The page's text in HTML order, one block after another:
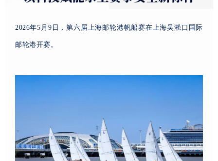
2026年5月9日，第六届上海邮轮港帆船赛在上海吴淞口国际
邮轮港开赛。